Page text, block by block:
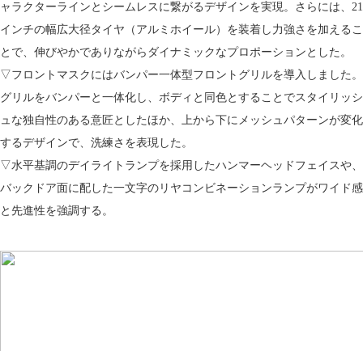
ャラクターラインとシームレスに繋がるデザインを実現。さらには、21
インチの幅広大径タイヤ（アルミホイール）を装着し力強さを加えるこ
とで、伸びやかでありながらダイナミックなプロポーションとした。
▽フロントマスクにはバンパー一体型フロントグリルを導入しました。
グリルをバンパーと一体化し、ボディと同色とすることでスタイリッシ
ュな独自性のある意匠としたほか、上から下にメッシュパターンが変化
するデザインで、洗練さを表現した。
▽水平基調のデイライトランプを採用したハンマーヘッドフェイスや、
バックドア面に配した一文字のリヤコンビネーションランプがワイド感
と先進性を強調する。